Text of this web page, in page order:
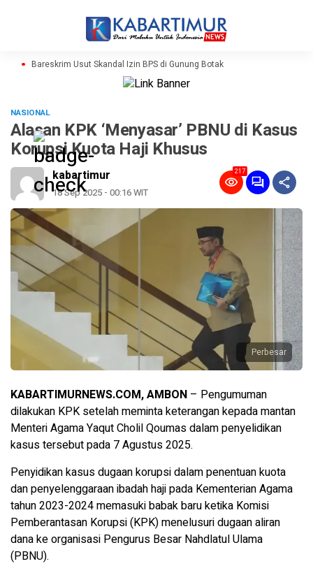
Bareskrim Usut Skandal Izin BPS di Gunung Botak
NASIONAL
Alasan KPK ‘Menyasar’ PBNU di Kasus
Korupsi Kuota Haji Khusus
kabartimur
18 Sep 2025 - 00:16 WIT
217
Perbesar
KABARTIMURNEWS.COM, AMBON – Pengumuman
dilakukan KPK setelah meminta keterangan kepada mantan
Menteri Agama Yaqut Cholil Qoumas dalam penyelidikan
kasus tersebut pada 7 Agustus 2025.
Penyidikan kasus dugaan korupsi dalam penentuan kuota
dan penyelenggaraan ibadah haji pada Kementerian Agama
tahun 2023-2024 memasuki babak baru ketika Komisi
Pemberantasan Korupsi (KPK) menelusuri dugaan aliran
dana ke organisasi Pengurus Besar Nahdlatul Ulama
(PBNU).